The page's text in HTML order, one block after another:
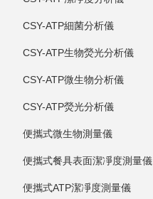
CSY-ATP細菌分析儀
CSY-ATP生物熒光分析儀
CSY-ATP微生物分析儀
CSY-ATP熒光分析儀
便攜式微生物測量儀
便攜式餐具表面潔凈度測量儀
便攜式ATP潔凈度測量儀